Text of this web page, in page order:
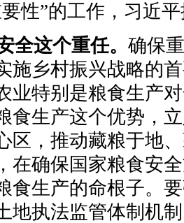
性”的工作，习近
全这个重任。 确保
施乡村振兴战略的
业特别是粮食生产
食生产这个优势，
区，推动藏粮于地
在确保国家粮食安
食生产的命根子。
地执法监管体制机